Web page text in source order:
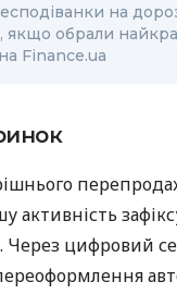
на
якщо обрали
Finance.ua
активність
Через цифровий